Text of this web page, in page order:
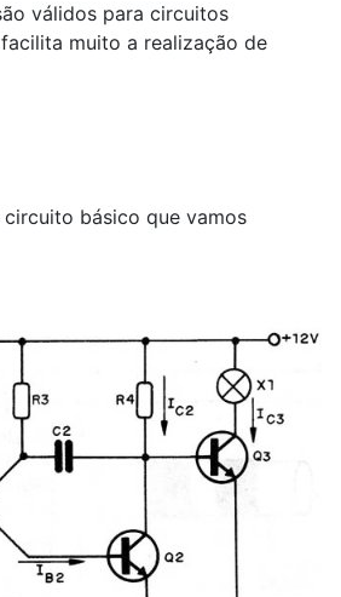
válidos para circuitos
muito a realização de
básico que vamos